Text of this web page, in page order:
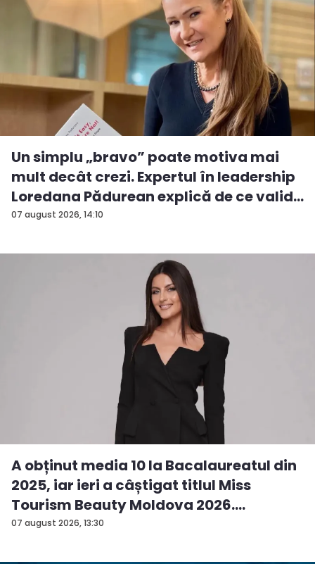
07 august 2026, 14:10
Un simplu „bravo” poate motiva mai
mult decât crezi. Expertul în leadership
Loredana Pădurean explică de ce valid...
07 august 2026, 13:30
A obținut media 10 la Bacalaureatul din
2025, iar ieri a câștigat titlul Miss
Tourism Beauty Moldova 2026.
Andreea...